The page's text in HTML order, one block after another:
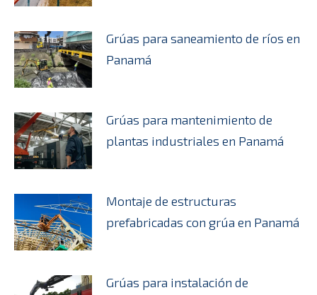
Grúas para saneamiento de ríos en
Panamá
Grúas para mantenimiento de
plantas industriales en Panamá
Montaje de estructuras
prefabricadas con grúa en Panamá
Grúas para instalación de